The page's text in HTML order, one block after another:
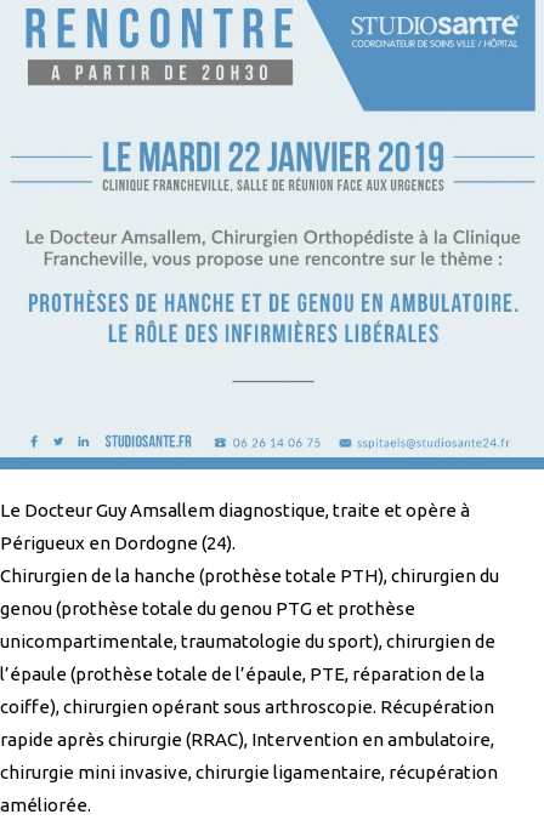
Le Docteur Guy Amsallem diagnostique, traite et opère à
Périgueux en Dordogne (24).
Chirurgien de la hanche (prothèse totale PTH), chirurgien du
genou (prothèse totale du genou PTG et prothèse
unicompartimentale, traumatologie du sport), chirurgien de
l’épaule (prothèse totale de l’épaule, PTE, réparation de la
coiffe), chirurgien opérant sous arthroscopie. Récupération
rapide après chirurgie (RRAC), Intervention en ambulatoire,
chirurgie mini invasive, chirurgie ligamentaire, récupération
améliorée.